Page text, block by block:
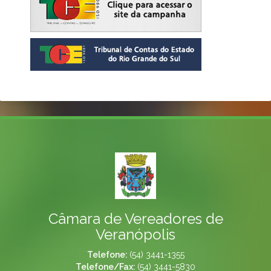
Câmara de Vereadores de
Veranópolis
Telefone: (54) 3441-1355
Telefone/Fax: (54) 3441-5830